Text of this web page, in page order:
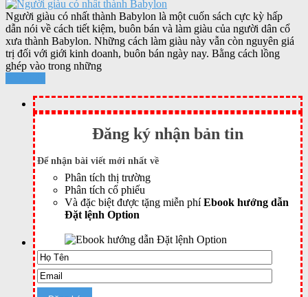
Người giàu có nhất thành Babylon là một cuốn sách cực kỳ hấp
dẫn nói về cách tiết kiệm, buôn bán và làm giàu của người dân cổ
xưa thành Babylon. Những cách làm giàu này vẫn còn nguyên giá
trị đối với giới kinh doanh, buôn bán ngày nay. Bằng cách lồng
ghép vào trong những
Đăng ký nhận bản tin
Để nhận bài viết mới nhất về
Phân tích thị trường
Phân tích cổ phiếu
Và đặc biệt được tặng miễn phíEbook hướng dẫn
Đặt lệnh Option